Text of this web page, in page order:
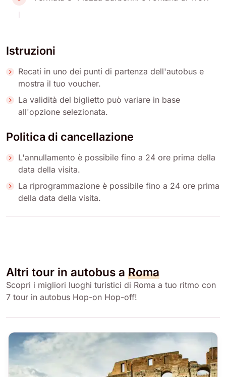
Istruzioni
Recati in uno dei punti di partenza dell'autobus e
mostra il tuo voucher.
La validità del biglietto può variare in base
all'opzione selezionata.
Politica di cancellazione
L'annullamento è possibile fino a 24 ore prima della
data della visita.
La riprogrammazione è possibile fino a 24 ore prima
della data della visita.
Altri tour in autobus a Roma
Scopri i migliori luoghi turistici di Roma a tuo ritmo con
7 tour in autobus Hop-on Hop-off!